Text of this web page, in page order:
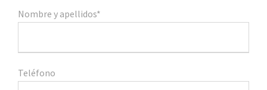
Nombre y apellidos*
Teléfono